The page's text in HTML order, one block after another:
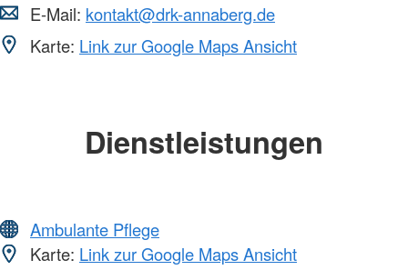
E-Mail: kontakt@drk-annaberg.de
Karte: Link zur Google Maps Ansicht
Dienstleistungen
Ambulante Pflege
Karte: Link zur Google Maps Ansicht